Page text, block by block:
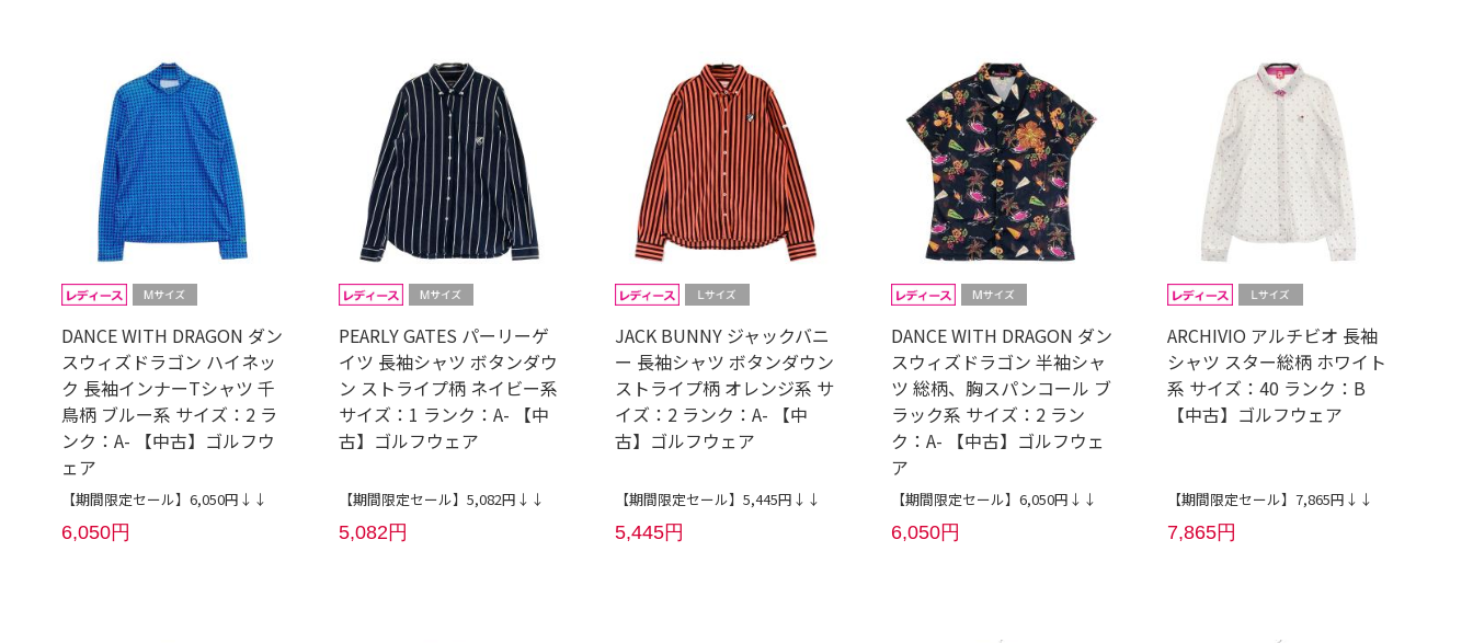
DANCE WITH DRAGON ダン
スウィズドラゴン ハイネッ
ク 長袖インナーTシャツ 千
鳥柄 ブルー系 サイズ：2 ラ
ンク：A- 【中古】ゴルフウ
ェア
【期間限定セール】6,050円↓↓
6,050円
PEARLY GATES パーリーゲ
イツ 長袖シャツ ボタンダウ
ン ストライプ柄 ネイビー系
サイズ：1 ランク：A- 【中
古】ゴルフウェア
【期間限定セール】5,082円↓↓
5,082円
JACK BUNNY ジャックバニ
ー 長袖シャツ ボタンダウン
ストライプ柄 オレンジ系 サ
イズ：2 ランク：A- 【中
古】ゴルフウェア
【期間限定セール】5,445円↓↓
5,445円
DANCE WITH DRAGON ダン
スウィズドラゴン 半袖シャ
ツ 総柄、胸スパンコール ブ
ラック系 サイズ：2 ラン
ク：A- 【中古】ゴルフウェ
ア
【期間限定セール】6,050円↓↓
6,050円
ARCHIVIO アルチビオ 長袖
シャツ スター総柄 ホワイト
系 サイズ：40 ランク：B
【中古】ゴルフウェア
【期間限定セール】7,865円↓↓
7,865円